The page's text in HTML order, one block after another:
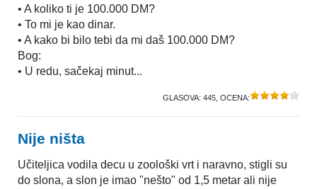
• A koliko ti je 100.000 DM?
• To mi je kao dinar.
• A kako bi bilo tebi da mi daš 100.000 DM?
Bog:
• U redu, sačekaj minut...
GLASOVA: 445 , OCENA:
Nije ništa
Učiteljica vodila decu u zoološki vrt i naravno, stigli su
do slona, a slon je imao "nešto" od 1,5 metar ali nije